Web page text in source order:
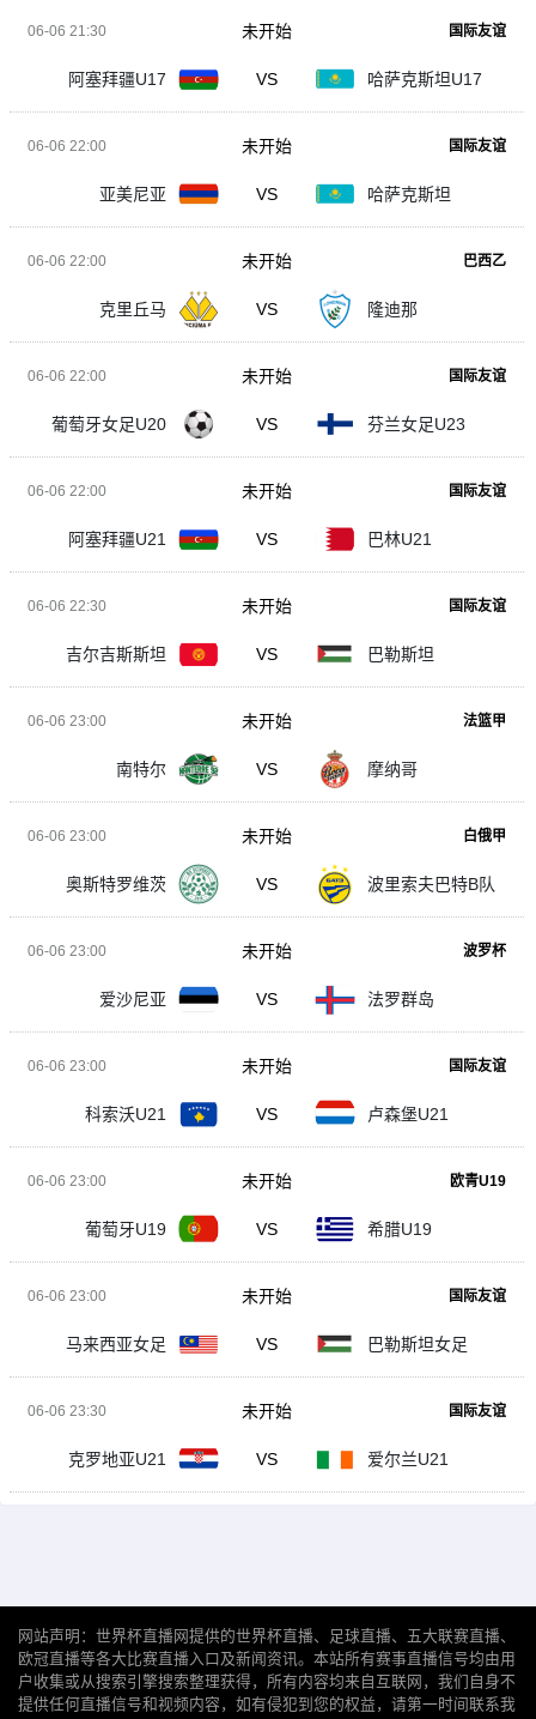
06-06 21:30 国际友谊
阿塞拜疆U17 VS 哈萨克斯坦U17
未开始
06-06 22:00 国际友谊
亚美尼亚 VS 哈萨克斯坦
未开始
06-06 22:00 巴西乙
克里丘马 VS 隆迪那
未开始
06-06 22:00 国际友谊
葡萄牙女足U20 VS 芬兰女足U23
未开始
06-06 22:00 国际友谊
阿塞拜疆U21 VS 巴林U21
未开始
06-06 22:30 国际友谊
吉尔吉斯斯坦 VS 巴勒斯坦
未开始
06-06 23:00 法篮甲
南特尔 VS 摩纳哥
未开始
06-06 23:00 白俄甲
奥斯特罗维茨 VS 波里索夫巴特B队
未开始
06-06 23:00 波罗杯
爱沙尼亚 VS 法罗群岛
未开始
06-06 23:00 国际友谊
科索沃U21 VS 卢森堡U21
未开始
06-06 23:00 欧青U19
葡萄牙U19 VS 希腊U19
未开始
06-06 23:00 国际友谊
马来西亚女足 VS 巴勒斯坦女足
未开始
06-06 23:30 国际友谊
克罗地亚U21 VS 爱尔兰U21
未开始
网站声明：世界杯直播网提供的世界杯直播、足球直播、五大联赛直播、
欧冠直播等各大比赛直播入口及新闻资讯。本站所有赛事直播信号均由用
户收集或从搜索引擎搜索整理获得，所有内容均来自互联网，我们自身不
提供任何直播信号和视频内容，如有侵犯到您的权益，请第一时间联系我